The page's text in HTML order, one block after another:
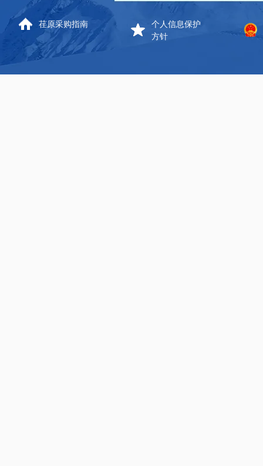
荏原采购指南
个人信息保护
方针